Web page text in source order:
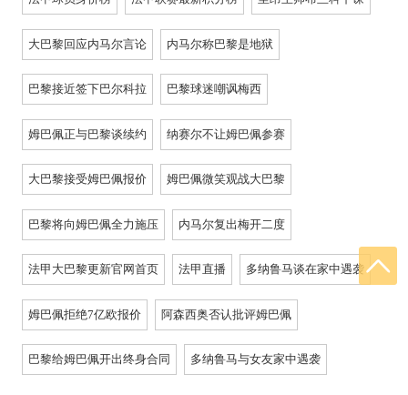
大巴黎回应内马尔言论 内马尔称巴黎是地狱
巴黎接近签下巴尔科拉 巴黎球迷嘲讽梅西
姆巴佩正与巴黎谈续约 纳赛尔不让姆巴佩参赛
大巴黎接受姆巴佩报价 姆巴佩微笑观战大巴黎
巴黎将向姆巴佩全力施压 内马尔复出梅开二度
法甲大巴黎更新官网首页 法甲直播 多纳鲁马谈在家中遇袭
姆巴佩拒绝7亿欧报价 阿森西奥否认批评姆巴佩
巴黎给姆巴佩开出终身合同 多纳鲁马与女友家中遇袭